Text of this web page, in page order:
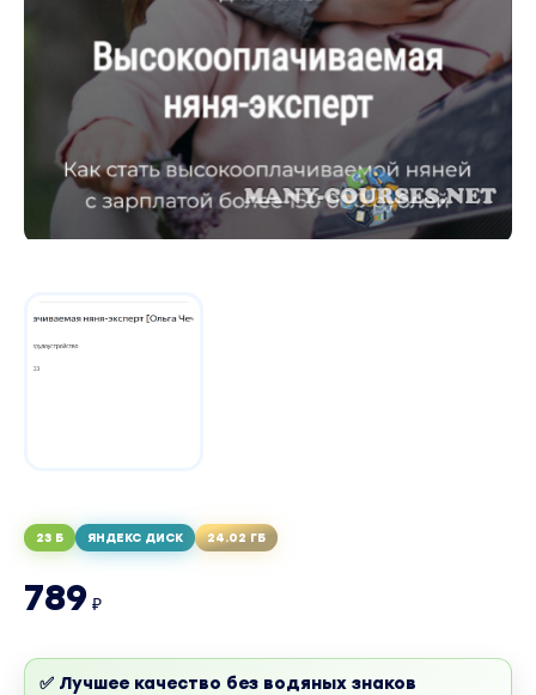
23 Б ЯНДЕКС ДИСК 24.02 ГБ
789 ₽
✅ Лучшее качество без водяных знаков